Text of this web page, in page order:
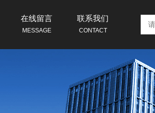
在线留言
MESSAGE
联系我们
CONTACT